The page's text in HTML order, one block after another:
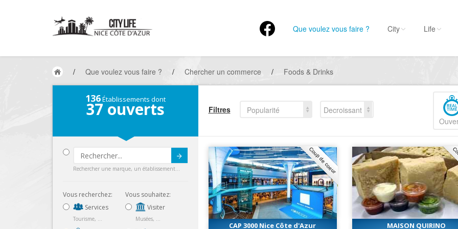
Que voulez vous faire ? City Life
/ Que voulez vous faire ? / Chercher un commerce / Foods & Drinks
136Établissements dont
37 ouverts
Rechercher une marque, un établissement...
Vous recherchez:
Services
Tourisme, ...
Vous souhaitez:
Visiter
Musées, ...
Filtres Popularité
Decroissant
Coup de coeur
CAP 3000 Nice Côte d'Azur
MAISON QUIRINO